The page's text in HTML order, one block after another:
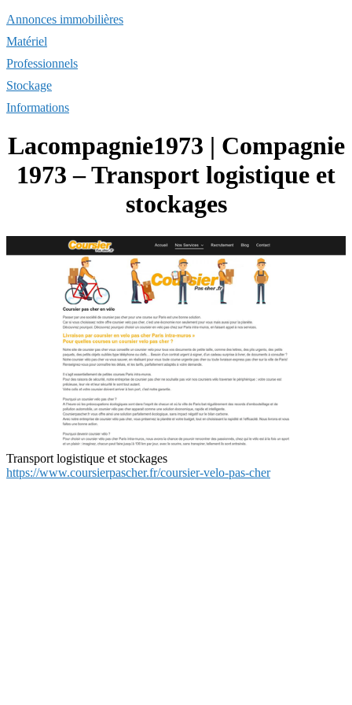
Annonces immobilières
Matériel
Professionnels
Stockage
Informations
Lacompagnie1973 | Compagnie
1973 – Transport logistique et
stockages
Transport logistique et stockages
https://www.coursierpascher.fr/coursier-velo-pas-cher